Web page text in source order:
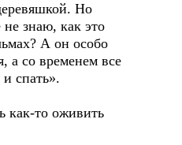
Но
знаю, как это
А он особо
а со временем все
спать».
как-то оживить